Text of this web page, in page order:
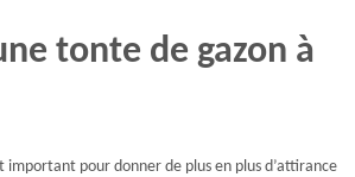
tonte de gazon à
important pour donner de plus en plus d’attirance